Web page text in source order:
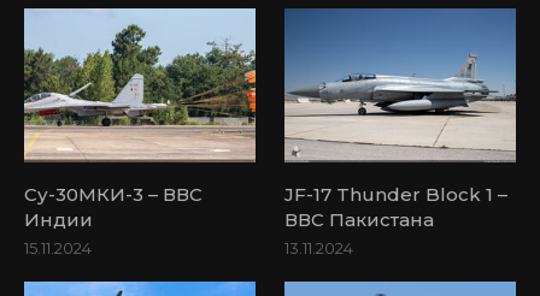
Су-30МКИ-3 – ВВС
Индии
15.11.2024
JF-17 Thunder Block 1 –
ВВС Пакистана
13.11.2024